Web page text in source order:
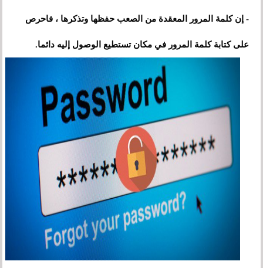
- إن كلمة المرور المعقدة من الصعب حفظها وتذكرها ، فاحرص
على كتابة كلمة المرور في مكان تستطيع الوصول إليه دائما.